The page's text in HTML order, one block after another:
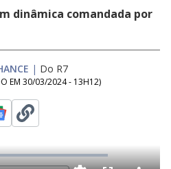
dinâmica comandada por
| Do R7
EM 30/03/2024 - 13H12)